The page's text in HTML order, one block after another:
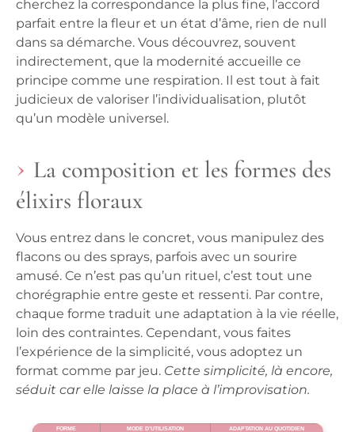
cherchez la correspondance la plus fine, l’accord
parfait entre la fleur et un état d’âme, rien de null
dans sa démarche. Vous découvrez, souvent
indirectement, que la modernité accueille ce
principe comme une respiration. Il est tout à fait
judicieux de valoriser l’individualisation, plutôt
qu’un modèle universel.
La composition et les formes des
élixirs floraux
Vous entrez dans le concret, vous manipulez des
flacons ou des sprays, parfois avec un sourire
amusé. Ce n’est pas qu’un rituel, c’est tout une
chorégraphie entre geste et ressenti. Par contre,
chaque forme traduit une adaptation à la vie réelle,
loin des contraintes. Cependant, vous faites
l’expérience de la simplicité, vous adoptez un
format comme par jeu. Cette simplicité, là encore,
séduit car elle laisse la place à l’improvisation.
FORME MODE D’UTILISATION ADAPTATION AU QUOTIDIEN